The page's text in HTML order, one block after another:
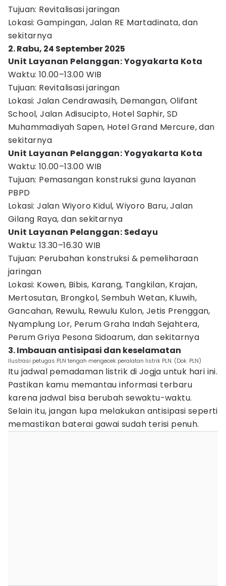
Tujuan: Revitalisasi jaringan
Lokasi: Gampingan, Jalan RE Martadinata, dan
sekitarnya
2. Rabu, 24 September 2025
Unit Layanan Pelanggan: Yogyakarta Kota
Waktu: 10.00–13.00 WIB
Tujuan: Revitalisasi jaringan
Lokasi: Jalan Cendrawasih, Demangan, Olifant
School, Jalan Adisucipto, Hotel Saphir, SD
Muhammadiyah Sapen, Hotel Grand Mercure, dan
sekitarnya
Unit Layanan Pelanggan: Yogyakarta Kota
Waktu: 10.00–13.00 WIB
Tujuan: Pemasangan konstruksi guna layanan
PBPD
Lokasi: Jalan Wiyoro Kidul, Wiyoro Baru, Jalan
Gilang Raya, dan sekitarnya
Unit Layanan Pelanggan: Sedayu
Waktu: 13.30–16.30 WIB
Tujuan: Perubahan konstruksi & pemeliharaan
jaringan
Lokasi: Kowen, Bibis, Karang, Tangkilan, Krajan,
Mertosutan, Brongkol, Sembuh Wetan, Kluwih,
Gancahan, Rewulu, Rewulu Kulon, Jetis Prenggan,
Nyamplung Lor, Perum Graha Indah Sejahtera,
Perum Griya Pesona Sidoarum, dan sekitarnya
3. Imbauan antisipasi dan keselamatan
Ilustrasi petugas PLN tengah mengecek peralatan listrik PLN. (Dok. PLN)
Itu jadwal pemadaman listrik di Jogja untuk hari ini.
Pastikan kamu memantau informasi terbaru
karena jadwal bisa berubah sewaktu-waktu.
Selain itu, jangan lupa melakukan antisipasi seperti
memastikan baterai gawai sudah terisi penuh.